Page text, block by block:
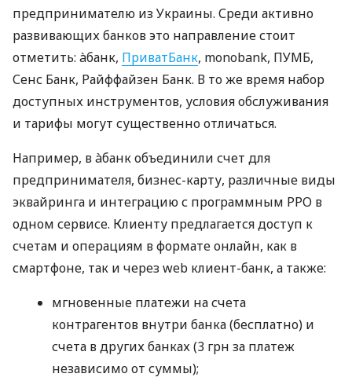
предпринимателю из Украины. Среди активно
развивающих банков это направление стоит
отметить: àбанк, ПриватБанк, monobank, ПУМБ,
Сенс Банк, Райффайзен Банк. В то же время набор
доступных инструментов, условия обслуживания
и тарифы могут существенно отличаться.
Например, в àбанк объединили счет для
предпринимателя, бизнес-карту, различные виды
эквайринга и интеграцию с программным РРО в
одном сервисе. Клиенту предлагается доступ к
счетам и операциям в формате онлайн, как в
смартфоне, так и через web клиент-банк, а также:
мгновенные платежи на счета
контрагентов внутри банка (бесплатно) и
счета в других банках (3 грн за платеж
независимо от суммы);